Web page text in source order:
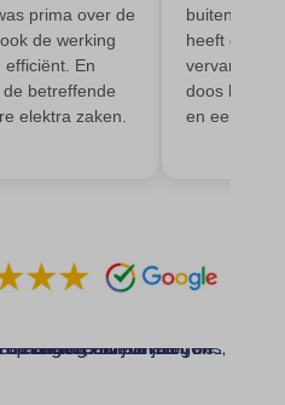
prima over de
de werking
En
betreffende
elektra zaken.
buiten bleek
heeft direct
vervangen,
doos buiten
en een